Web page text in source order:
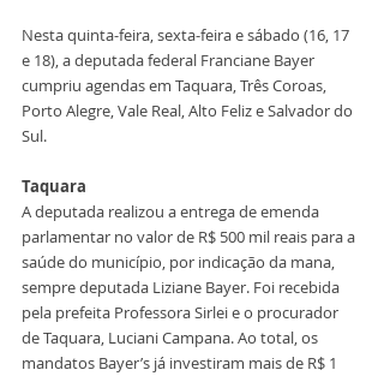
Nesta quinta-feira, sexta-feira e sábado (16, 17
e 18), a deputada federal Franciane Bayer
cumpriu agendas em Taquara, Três Coroas,
Porto Alegre, Vale Real, Alto Feliz e Salvador do
Sul.
Taquara
A deputada realizou a entrega de emenda
parlamentar no valor de R$ 500 mil reais para a
saúde do município, por indicação da mana,
sempre deputada Liziane Bayer. Foi recebida
pela prefeita Professora Sirlei e o procurador
de Taquara, Luciani Campana. Ao total, os
mandatos Bayer’s já investiram mais de R$ 1